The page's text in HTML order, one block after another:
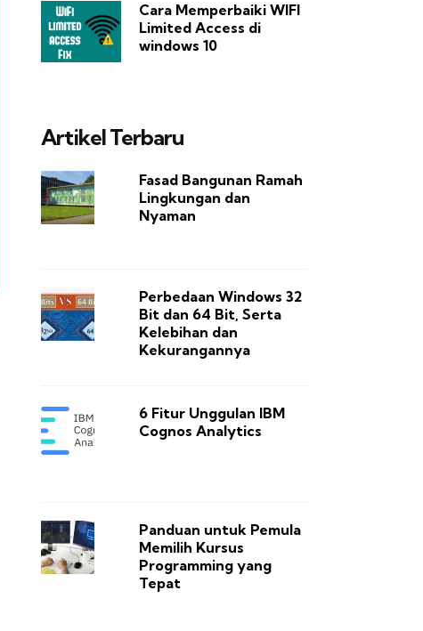
Cara Memperbaiki WIFI
Limited Access di
windows 10
Artikel Terbaru
Fasad Bangunan Ramah
Lingkungan dan
Nyaman
Perbedaan Windows 32
Bit dan 64 Bit, Serta
Kelebihan dan
Kekurangannya
6 Fitur Unggulan IBM
Cognos Analytics
Panduan untuk Pemula
Memilih Kursus
Programming yang
Tepat